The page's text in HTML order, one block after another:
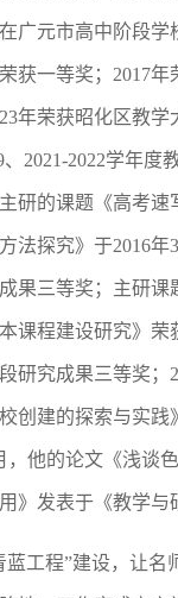
广元市高中阶段学
获一等奖； 2017年
年荣获昭化区教学
、 2021-2022学年度
研的课题《高考速
法探究》于2016年3
果三等奖；主研课
课程建设研究》荣
研究成果三等奖；
创建的探索与实践
，他的论文《浅谈
》发表于《教学与
蓝工程”建设，让名